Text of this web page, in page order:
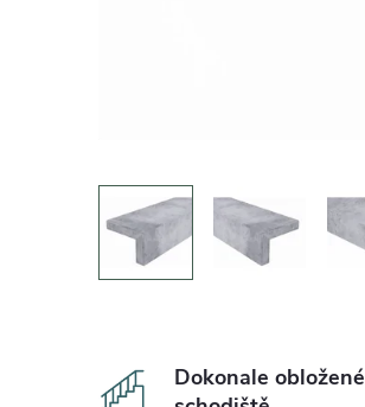
Dokonale obložené